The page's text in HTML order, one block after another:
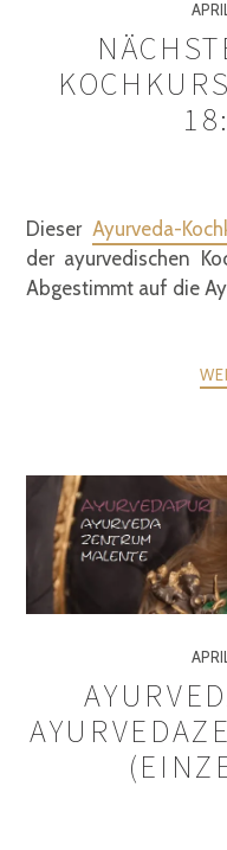
Dieser Ayurveda-
der ayurvedischen
Abgestimmt auf die